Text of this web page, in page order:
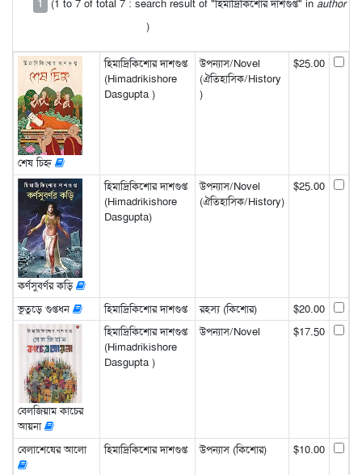
1 (1 to 7 of total 7 : search result of "হিমাদ্রিকিশোর দাশগুপ্ত" in author
)
শেষ চিহ্ন
হিমাদ্রিকিশোর দাশগুপ্ত
(Himadrikishore
Dasgupta )
উপন্যাস/Novel
(ঐতিহাসিক/History
)
$25.00
কর্ণসুবর্ণর কড়ি
হিমাদ্রিকিশোর দাশগুপ্ত
(Himadrikishore
Dasgupta)
উপন্যাস/Novel
(ঐতিহাসিক/History)
$25.00
ভুতুড়ে গুপ্তধন হিমাদ্রিকিশোর দাশগুপ্ত রহস্য (কিশোর) $20.00
বেলজিয়াম কাচের
আয়না
হিমাদ্রিকিশোর দাশগুপ্ত
(Himadrikishore
Dasgupta )
উপন্যাস/Novel $17.50
বেলাশেষের আলো হিমাদ্রিকিশোর দাশগুপ্ত উপন্যাস (কিশোর) $10.00